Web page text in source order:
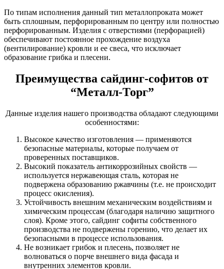
По типам исполнения данный тип металлопроката может
быть сплошным, перфорированным по центру или полностью
перфорированным. Изделия с отверстиями (перфорацией)
обеспечивают постоянное прохождение воздуха
(вентилирование) кровли и ее свеса, что исключает
образование грибка и плесени.
Преимущества сайдинг-софитов от
“Металл-Торг”
Данные изделия нашего производства обладают следующими
особенностями:
Высокое качество изготовления — применяются
безопасные материалы, которые получаем от
проверенных поставщиков.
Высокий показатель антикоррозийных свойств —
используется нержавеющая сталь, которая не
подвержена образованию ржавчины (т.е. не происходит
процесс окисления).
Устойчивость внешним механическим воздействиям и
химическим процессам (благодаря наличию защитного
слоя). Кроме этого, сайдинг софиты собственного
производства не подвержены горению, что делает их
безопасными в процессе использования.
Не возникает грибок и плесень, позволяет не
волноваться о порче внешнего вида фасада и
внутренних элементов кровли.